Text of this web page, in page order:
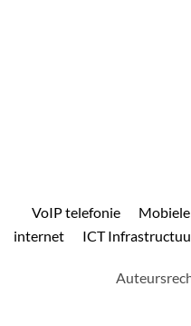
VoIP telefonie
internet
ICT